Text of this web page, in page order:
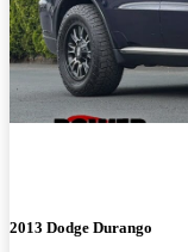
2013 Dodge Durango